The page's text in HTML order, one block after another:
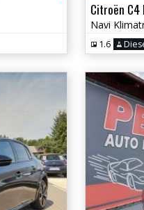
Citroën C4
Navi
1.6